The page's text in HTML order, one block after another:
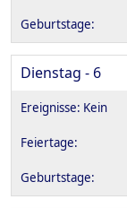
Dienstag - 6